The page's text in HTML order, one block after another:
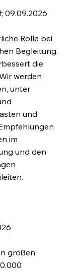
09.09.2026
Rolle bei
Begleitung.
die
werden
unter
und
im
und den
großen